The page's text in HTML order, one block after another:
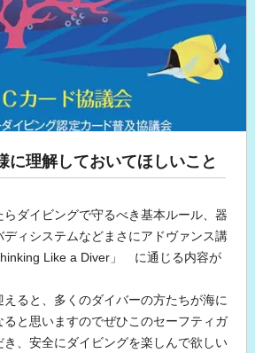
に理解しておいてほしいこと
ダイビングで守るべき基本ルール、器
ィシステムなどまさにアドヴァンス講
Like a Diver」 に通じる内容が
ると、多くのダイバーの方たちが海に
ると思いますのでぜひこのセーフティガ
き、安全にダイビングを楽しんで欲しい